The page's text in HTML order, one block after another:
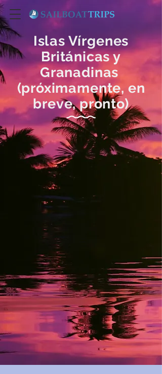
Islas Vírgenes
Británicas y
Granadinas
(próximamente, en
breve, pronto)